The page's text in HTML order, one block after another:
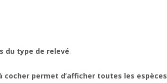
du type de relevé.
cocher permet d’afficher toutes les espèces